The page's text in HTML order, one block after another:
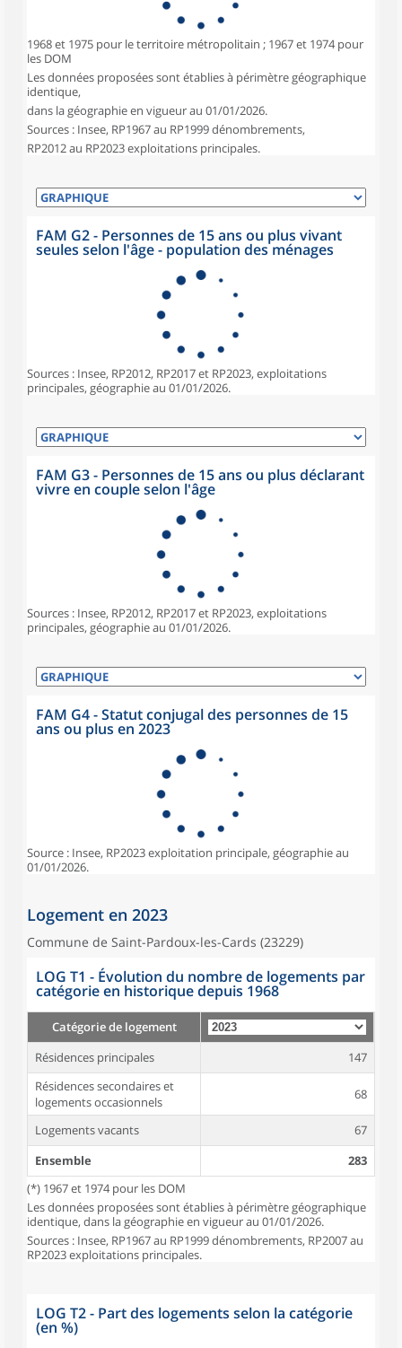
1968 et 1975 pour le territoire métropolitain ; 1967 et 1974 pour
les DOM
Les données proposées sont établies à périmètre géographique
identique,
dans la géographie en vigueur au 01/01/2026.
Sources : Insee, RP1967 au RP1999 dénombrements,
RP2012 au RP2023 exploitations principales.
FAM G2 - Personnes de 15 ans ou plus vivant
seules selon l'âge - population des ménages
Sources : Insee, RP2012, RP2017 et RP2023, exploitations
principales, géographie au 01/01/2026.
FAM G3 - Personnes de 15 ans ou plus déclarant
vivre en couple selon l'âge
Sources : Insee, RP2012, RP2017 et RP2023, exploitations
principales, géographie au 01/01/2026.
FAM G4 - Statut conjugal des personnes de 15
ans ou plus en 2023
Source : Insee, RP2023 exploitation principale, géographie au
01/01/2026.
Logement en 2023
Commune de Saint-Pardoux-les-Cards (23229)
LOG T1 - Évolution du nombre de logements par
catégorie en historique depuis 1968
Catégorie de logement
Résidences principales
147
Résidences secondaires et
logements occasionnels
68
Logements vacants
67
Ensemble
283
(*) 1967 et 1974 pour les DOM
Les données proposées sont établies à périmètre géographique
identique, dans la géographie en vigueur au 01/01/2026.
Sources : Insee, RP1967 au RP1999 dénombrements, RP2007 au
RP2023 exploitations principales.
LOG T2 - Part des logements selon la catégorie
(en %)